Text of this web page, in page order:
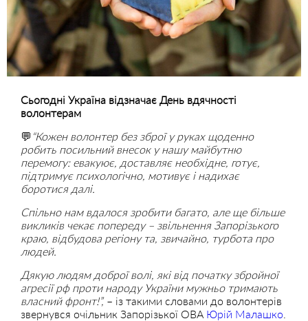
Сьогодні Україна відзначає День вдячності
волонтерам
💬 “Кожен волонтер без зброї у руках щоденно
робить посильний внесок у нашу майбутню
перемогу: евакуює, доставляє необхідне, готує,
підтримує психологічно, мотивує і надихає
боротися далі.
Спільно нам вдалося зробити багато, але ще більше
викликів чекає попереду – звільнення Запорізького
краю, відбудова регіону та, звичайно, турбота про
людей.
Дякую людям доброї волі, які від початку збройної
агресії рф проти народу України мужньо тримають
власний фронт!”,– із такими словами до волонтерів
звернувся очільник Запорізької ОВА Юрій Малашко